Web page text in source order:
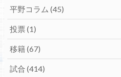
平野コラム (45)
投票 (1)
移籍(67)
試合 (414)